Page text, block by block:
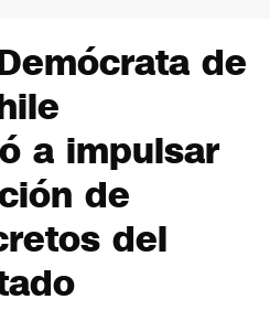
de
a impulsar
de
del